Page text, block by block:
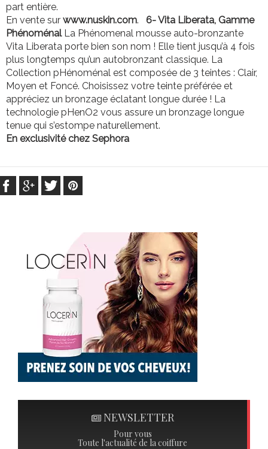
part entière.
En vente sur www.nuskin.com. 6- Vita Liberata, Gamme
Phénoménal La Phénomenal mousse auto-bronzante
Vita Liberata porte bien son nom ! Elle tient jusqu’à 4 fois
plus longtemps qu’un autobronzant classique. La
Collection pHénoménal est composée de 3 teintes : Clair,
Moyen et Foncé. Choisissez votre teinte préférée et
appréciez un bronzage éclatant longue durée ! La
technologie pHenO2 vous assure un bronzage longue
tenue qui s’estompe naturellement.
En exclusivité chez Sephora
NEWSLETTER
Pour vous
Toute l'actualité de la coiffure